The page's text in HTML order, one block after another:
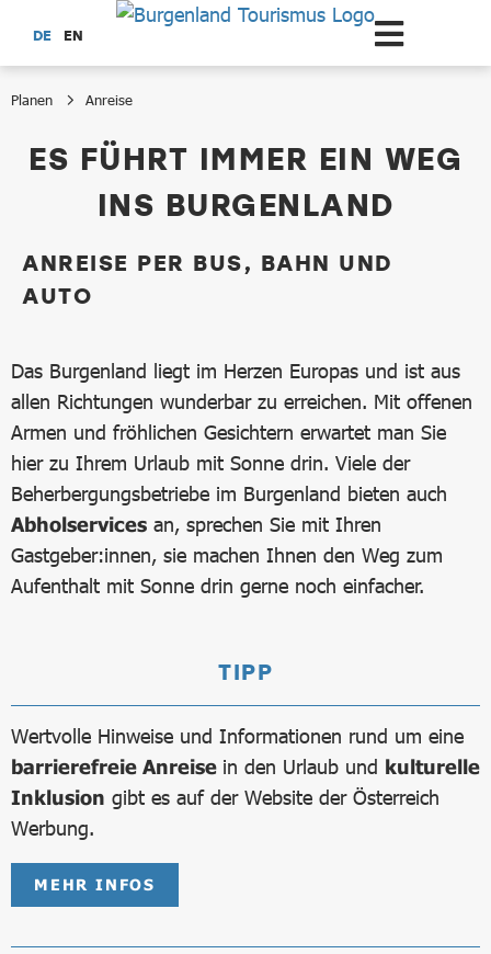
Zum Hauptinhalt springen
DE EN
Planen Anreise
AnreiseES FÜHRT IMMER EIN WEG
INS BURGENLAND
ANREISE PER BUS, BAHN UND
AUTO
Das Burgenland liegt im Herzen Europas und ist aus
allen Richtungen wunderbar zu erreichen. Mit offenen
Armen und fröhlichen Gesichtern erwartet man Sie
hier zu Ihrem Urlaub mit Sonne drin. Viele der
Beherbergungsbetriebe im Burgenland bieten auch
Abholservices an, sprechen Sie mit Ihren
Gastgeber:innen, sie machen Ihnen den Weg zum
Aufenthalt mit Sonne drin gerne noch einfacher.
TIPP
Wertvolle Hinweise und Informationen rund um eine
barrierefreie Anreise in den Urlaub und kulturelle
Inklusion gibt es auf der Website der Österreich
Werbung.
MEHR INFOS